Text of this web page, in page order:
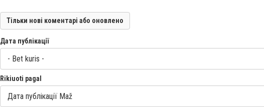
Тільки нові коментарі або оновлено
Дата публікації
Rikiuoti pagal